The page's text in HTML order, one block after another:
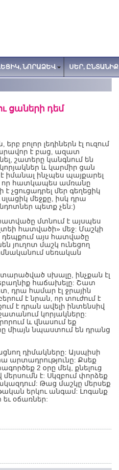
ՆՈՐԱՁԵՎ ՍԵՐ, ԸՆՏԱՆԻՔ
ցաների դեմ
բոլոր լեդիներն էլ ուզում
է բաց, ազատ
շատերը կանգնում են
և կարմիր ցան
իմանալ ինչպես պայքարել
որ հատկապես ամռանը
է չցուցադրել մեր գեղեցիկ
մեջքը, իսկ դրա
պետք չեն:)
մտնում է այսպես
հատվածի» մեջ: Մաշկի
դեպքում այս հատվածը
յուղոտ մաշկ ունեցող
սեռական
սխալը, ինչքան էլ
հաճախելը: Շատ
դրա համար էլ ջրային
է նրան, որ տուժում է
է դրան ավելի ինտենսիվ
կորյակները:
և վնասում եք
միայն նպաստում են դրանց
դիմակները: Այսպիսի
արտադրությունը: Քսեք
2 օրը մեկ, քնելուց
է: Սկզբում փորձեք
Թաց մաշկը մերսեք
երկու անգամ: Լոգանք
եւ օճառներ: